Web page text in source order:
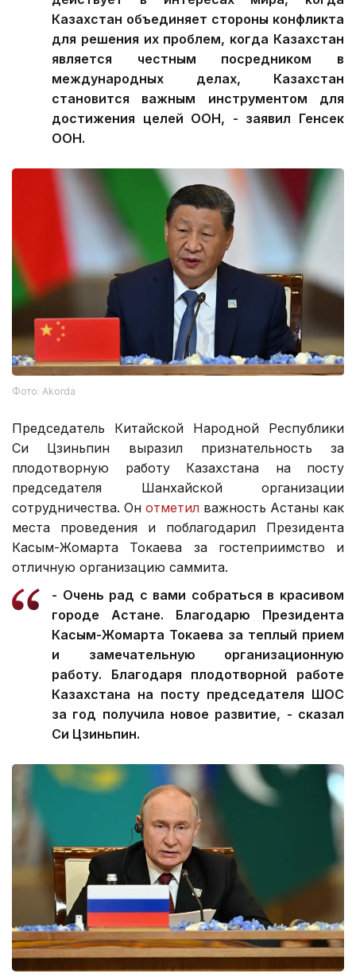
Казахстан объединяет стороны конфликта
для решения их проблем, когда Казахстан
является честным посредником в
международных делах, Казахстан
становится важным инструментом для
достижения целей ООН, - заявил Генсек
ООН.
Фото: Akorda
Председатель Китайской Народной Республики
Си Цзиньпин выразил признательность за
плодотворную работу Казахстана на посту
председателя Шанхайской организации
сотрудничества. Он отметил важность Астаны как
места проведения и поблагодарил Президента
Касым-Жомарта Токаева за гостеприимство и
отличную организацию саммита.
- Очень рад с вами собраться в красивом
городе Астане. Благодарю Президента
Касым-Жомарта Токаева за теплый прием
и замечательную организационную
работу. Благодаря плодотворной работе
Казахстана на посту председателя ШОС
за год получила новое развитие, - сказал
Си Цзиньпин.